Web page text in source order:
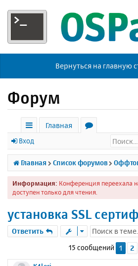
Вернуться на главную
Форум
с
ы
л
к
Главная
р
у
м
Вход
Главная Список форумов
Информация: Конференция переехала
доступен только для чтения.
установка SSL
Ответить
15 сообщений 1 2